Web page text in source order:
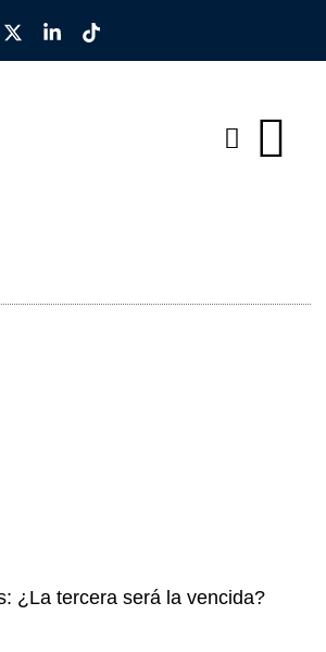
¿La tercera será la vencida?